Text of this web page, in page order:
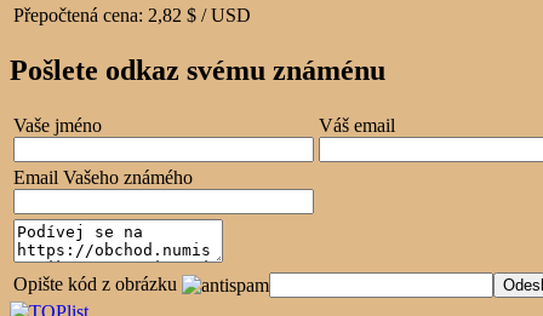
Přepočtená cena: 2,82 $ / USD
Pošlete odkaz svému známénu
Vaše jméno Váš email
Email Vašeho známého
Opište kód z obrázku